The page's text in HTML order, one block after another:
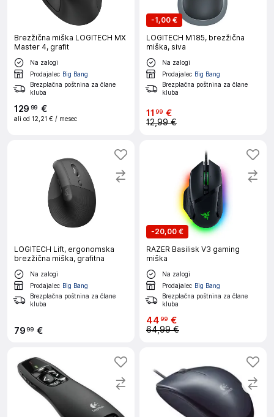
Brezžična miška LOGITECH MX
Master 4, grafit
Na zalogi
Prodajalec Big Bang
Brezplačna poštnina za člane
kluba
129 99 €
ali od 12,21 € / mesec
-1,00 €
LOGITECH M185, brezžična
miška, siva
Na zalogi
Prodajalec Big Bang
Brezplačna poštnina za člane
kluba
11 99 €
12,99 €
LOGITECH Lift, ergonomska
brezžična miška, grafitna
Na zalogi
Prodajalec Big Bang
Brezplačna poštnina za člane
kluba
7999 €
-20,00 €
RAZER Basilisk V3 gaming
miška
Na zalogi
Prodajalec Big Bang
Brezplačna poštnina za člane
kluba
4499 €
64,99 €